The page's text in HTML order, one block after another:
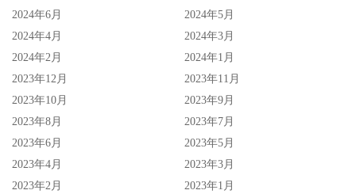
2024年6月
2024年5月
2024年4月
2024年3月
2024年2月
2024年1月
2023年12月
2023年11月
2023年10月
2023年9月
2023年8月
2023年7月
2023年6月
2023年5月
2023年4月
2023年3月
2023年2月
2023年1月